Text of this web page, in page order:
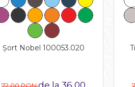
Șort Nobel 100053.020
72,00 RONde la 36,00